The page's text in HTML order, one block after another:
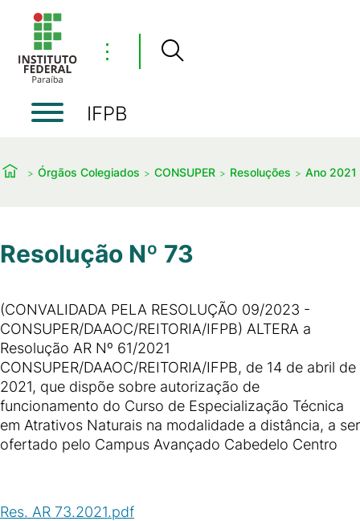
⋮
IFPB
Órgãos Colegiados CONSUPER Resoluções Ano 2021
Resolução Nº 73
(CONVALIDADA PELA RESOLUÇÃO 09/2023 -
CONSUPER/DAAOC/REITORIA/IFPB) ALTERA a
Resolução AR Nº 61/2021
CONSUPER/DAAOC/REITORIA/IFPB, de 14 de abril de
2021, que dispõe sobre autorização de
funcionamento do Curso de Especialização Técnica
em Atrativos Naturais na modalidade a distância, a ser
ofertado pelo Campus Avançado Cabedelo Centro
Res. AR 73.2021.pdf